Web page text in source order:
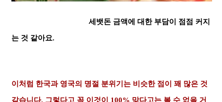
세뱃돈 금액에 대한 부담이 점점 커지
는 것 같아요.
이처럼 한국과 영국의 명절 분위기는 비슷한 점이 꽤 많은 것
같습니다. 그렇다고 꼭 이것이 100% 맞다고는 볼 수 없을 거